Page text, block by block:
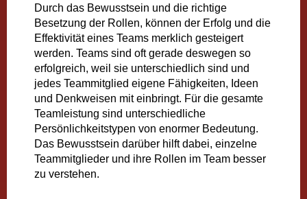
Durch das Bewusstsein und die richtige
Besetzung der Rollen, können der Erfolg und die
Effektivität eines Teams merklich gesteigert
werden. Teams sind oft gerade deswegen so
erfolgreich, weil sie unterschiedlich sind und
jedes Teammitglied eigene Fähigkeiten, Ideen
und Denkweisen mit einbringt. Für die gesamte
Teamleistung sind unterschiedliche
Persönlichkeitstypen von enormer Bedeutung.
Das Bewusstsein darüber hilft dabei, einzelne
Teammitglieder und ihre Rollen im Team besser
zu verstehen.